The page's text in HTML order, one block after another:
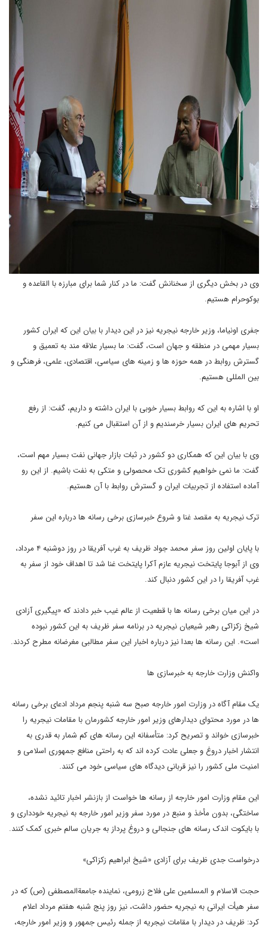
وی در بخش دیگری از سخنانش گفت: ما در کنار شما برای مبارزه با القاعده و
بوکوحرام هستیم.
جفری اونیاما، وزیر خارجه نیجریه نیز در این دیدار با بیان این که ایران کشور
بسیار مهمی در منطقه و جهان است، گفت: ما بسیار علاقه مند به تعمیق و
گسترش روابط در همه حوزه ها و زمینه های سیاسی، اقتصادی، علمی، فرهنگی و
بین المللی هستیم.
او با اشاره به این که روابط بسیار خوبی با ایران داشته و داریم، گفت: از رفع
تحریم های ایران بسیار خرسندیم و از آن استقبال می کنیم.
وی با بیان این که همکاری دو کشور در ثبات بازار جهانی نفت بسیار مهم است،
گفت: ما نمی خواهیم کشوری تک محصولی و متکی به نفت باشیم. از این رو
آماده استفاده از تجربیات ایران و گسترش روابط با آن هستیم.
ترک نیجریه به مقصد غنا و شروع خبرسازی برخی رسانه ها درباره این سفر
با پایان اولین روز سفر محمد جواد ظریف به غرب آفریقا در روز دوشنبه ۴ مرداد،
وی از آبوجا پایتخت نیجریه عازم آکرا پایتخت غنا شد تا اهداف خود از سفر به
غرب آفریقا را در این کشور دنبال کند.
در این میان برخی رسانه ها با قطعیت از عالم غیب خبر دادند که «پیگیری آزادی
شیخ زکزاکی رهبر شیعیان نیجریه در برنامه سفر ظریف به این کشور نبوده
است». این رسانه ها بعدا نیز درباره اخبار این سفر مطالبی مغرضانه مطرح کردند.
واکنش وزارت خارجه به خبرسازی ها
یک مقام آگاه در وزارت امور خارجه صبح سه شنبه پنجم مرداد ادعای برخی رسانه
ها در مورد محتوای دیدارهای وزیر امور خارجه کشورمان با مقامات نیجریه را
خبرسازی خواند و تصریح کرد: متأسفانه این رسانه های کم شمار به قدری به
انتشار اخبار دروغ و جعلی عادت کرده اند که به راحتی منافع جمهوری اسلامی و
امنیت ملی کشور را نیز قربانی دیدگاه های سیاسی خود می کنند.
این مقام وزارت امور خارجه از رسانه ها خواست از بازنشر اخبار تائید نشده،
ساختگی، بدون مأخذ و منبع در مورد سفر وزیر امور خارجه به نیجریه خودداری و
با بایکوت اندک رسانه های جنجالی و دروغ پرداز به جریان سالم خبری کمک کنند.
درخواست جدی ظریف برای آزادی «شیخ ابراهیم زکزاکی»
حجت الاسلام و المسلمین علی فلاح زرومی، نماینده جامعةالمصطفی (ص) که در
سفر هیأت ایرانی به نیجریه حضور داشت، نیز روز پنج شنبه هفتم مرداد اعلام
کرد: ظریف در دیدار با مقامات نیجریه از جمله رئیس جمهور و وزیر امور خارجه،